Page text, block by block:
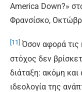
America Down?»
Φρανσίσκο,
[11] Όσον αφορά τις
στόχος δεν
διάταξη: ακόμη
ιδεολογία της